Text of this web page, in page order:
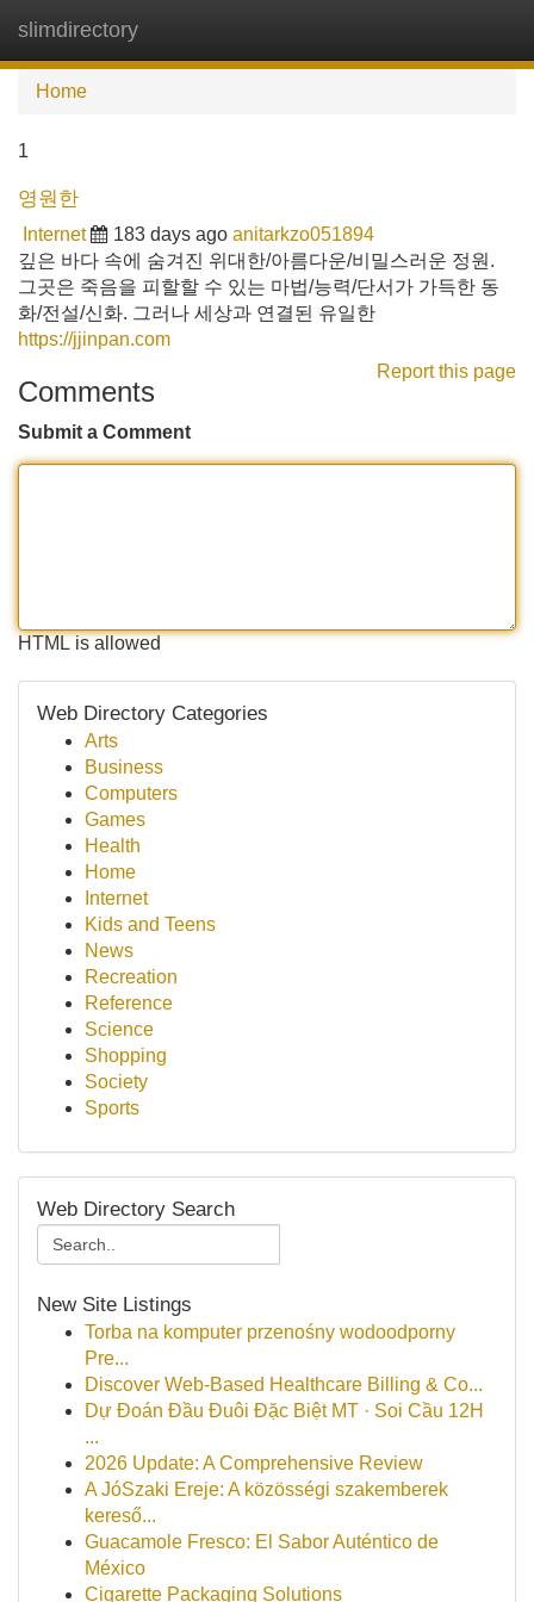
slimdirectory
Home
1
영원한
Internet 183 days ago anitarkzo051894
깊은 바다 속에 숨겨진 위대한/아름다운/비밀스러운 정원.
그곳은 죽음을 피할할 수 있는 마법/능력/단서가 가득한 동
화/전설/신화. 그러나 세상과 연결된 유일한
https://jjinpan.com
Report this page
Comments
Submit a Comment
HTML is allowed
Web Directory Categories
Arts
Business
Computers
Games
Health
Home
Internet
Kids and Teens
News
Recreation
Reference
Science
Shopping
Society
Sports
Web Directory Search
New Site Listings
Torba na komputer przenośny wodoodporny
Pre...
Discover Web-Based Healthcare Billing & Co...
Dự Đoán Đầu Đuôi Đặc Biệt MT · Soi Cầu 12H
...
2026 Update: A Comprehensive Review
A JóSzaki Ereje: A közösségi szakemberek
kereső...
Guacamole Fresco: El Sabor Auténtico de
México
Cigarette Packaging Solutions